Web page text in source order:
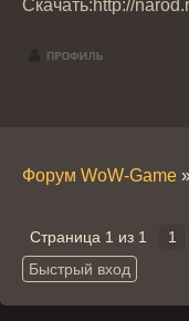
Скачать:http://
Форум WoW-Game
Страница 1 из 1 1